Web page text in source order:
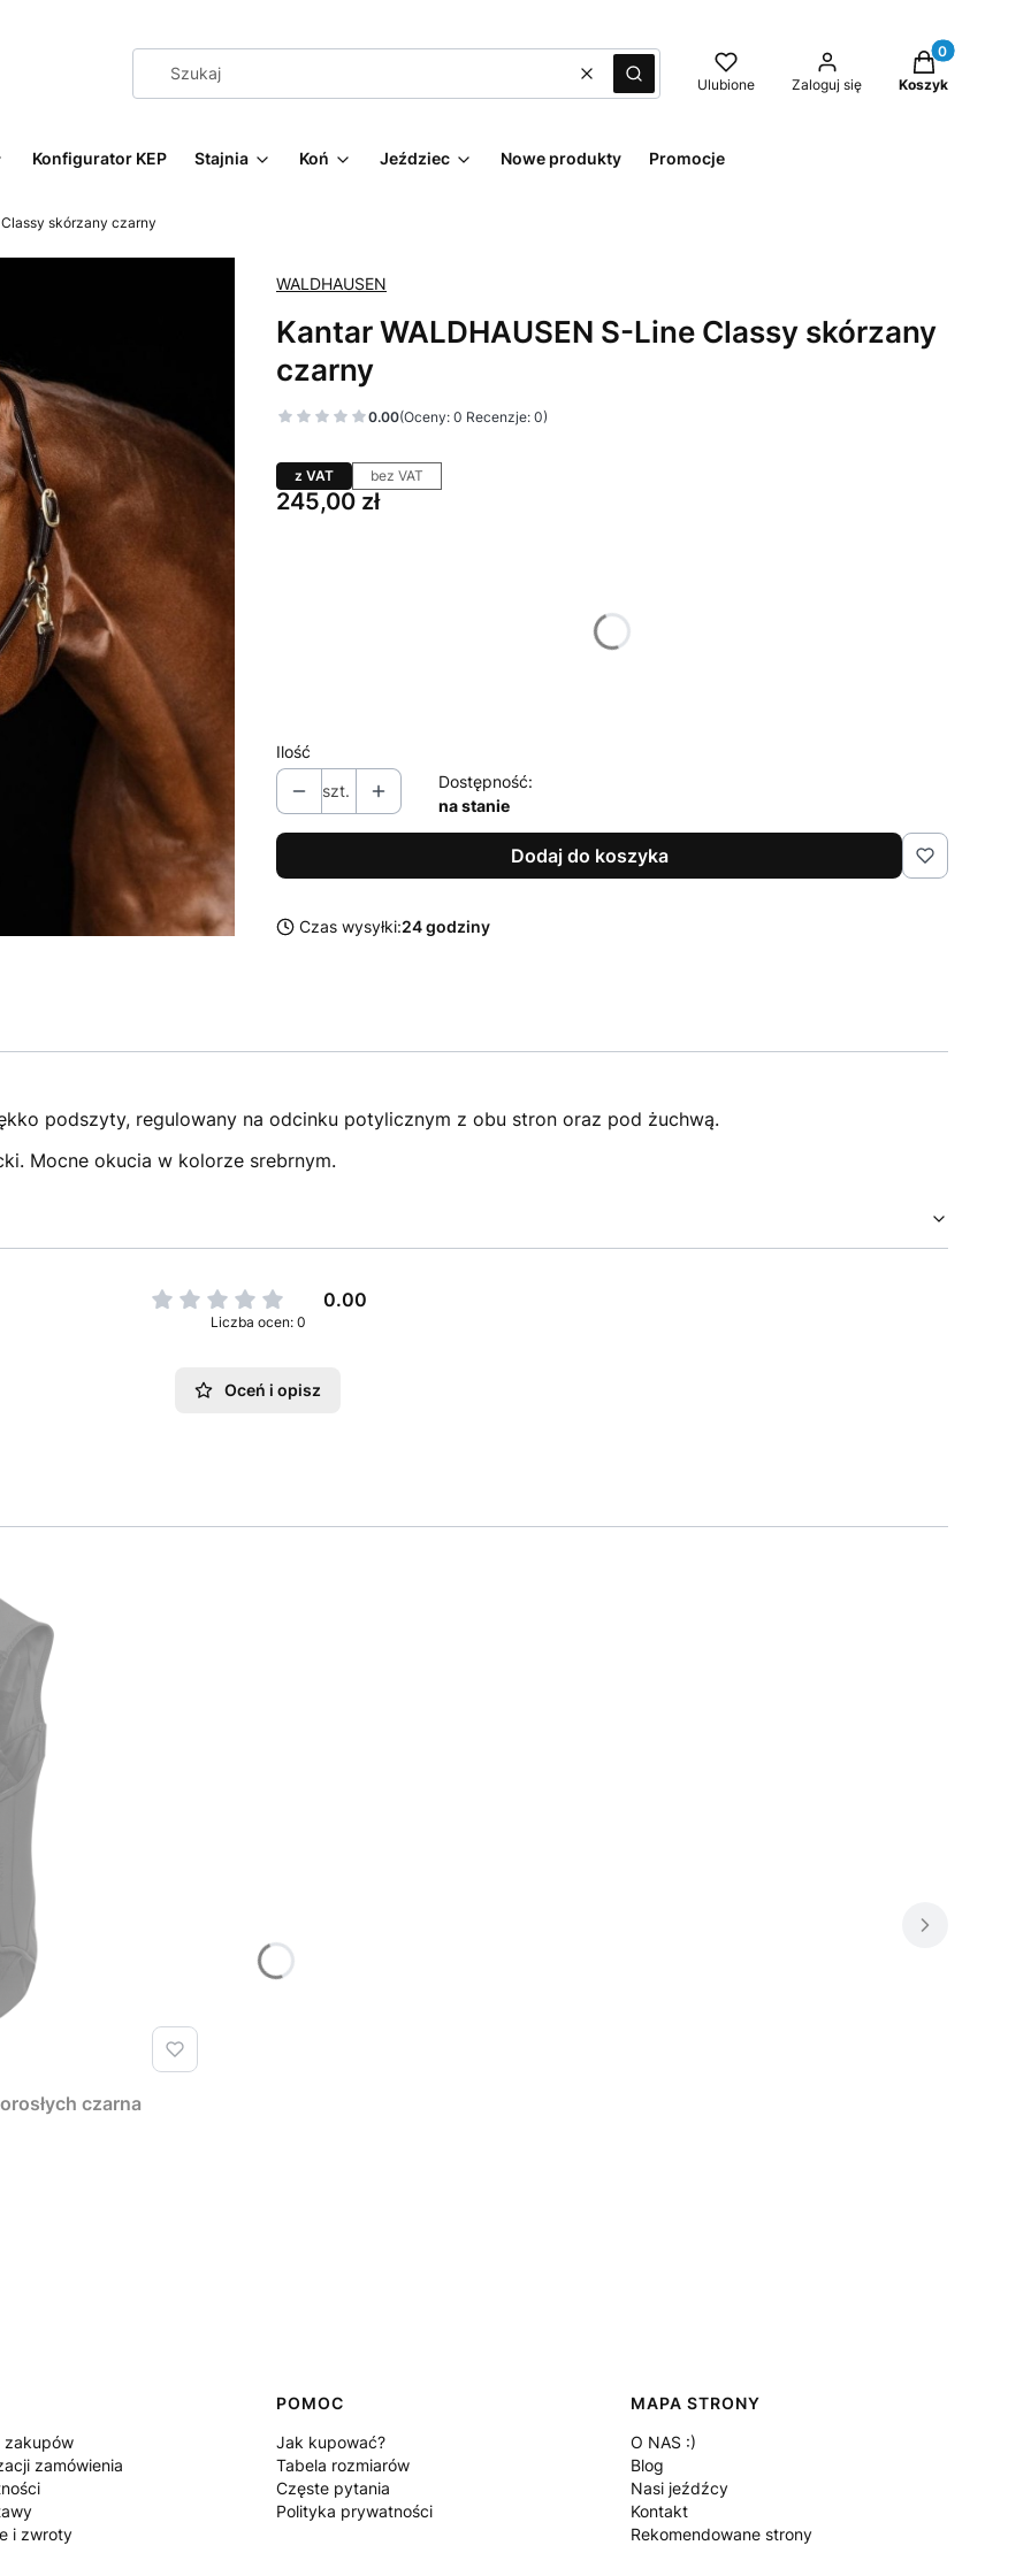
WyczyśćSzukaj Ulubione Zaloguj się
Produkty w
Koszyk
Konfigurator KEP Stajnia Koń Jeździec Nowe produkty Promocje
skórzany czarny
WALDHAUSEN
Kantar WALDHAUSEN S-Line Classy skórzany
czarny
0.00(Oceny: 0 Recenzje: 0)
z VAT bez VAT
Cena
245,00 zł
Ilość
szt.
Dostępność:
na stanie
Dodaj do koszyka
Czas wysyłki:24 godziny
podszyty, regulowany na odcinku potylicznym z obu stron oraz pod żuchwą.
Mocne okucia w kolorze srebrnym.
0.00
Liczba ocen: 0
Oceń i opisz
czarna
zakupów
zamówienia
i zwroty
POMOC
Jak kupować?
Tabela rozmiarów
Częste pytania
Polityka prywatności
MAPA STRONY
O NAS :)
Blog
Nasi jeźdźcy
Kontakt
Rekomendowane strony